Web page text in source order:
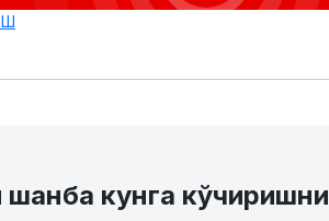
кунга кўчиришни